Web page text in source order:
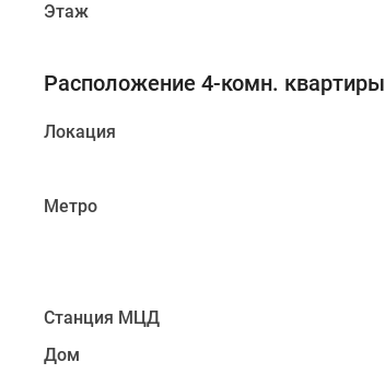
Этаж
Расположение 4-комн. квартиры
Локация
Метро
Станция МЦД
Дом